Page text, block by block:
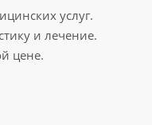
услуг.
и лечение.
цене.